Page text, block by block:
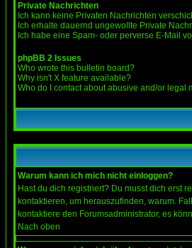
Private Nachrichten
Ich kann keine Privaten Nachrichten
Ich erhalte dauernd ungewollte Private
Ich habe eine Spam- oder perverse E-Mail
phpBB 2 Issues
Who wrote this bulletin board?
Why isn't X feature available?
Who do I contact about abusive and/or legal
Warum kann ich mich nicht einloggen?
Hast du dich registriert? Du musst dich erst
kontaktieren, um herauszufinden, warum.
kontaktiere den Forumsadministrator, es
Nach oben